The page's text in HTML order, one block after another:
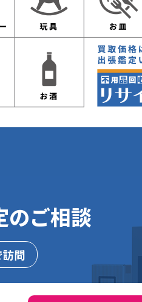
のご相談
問